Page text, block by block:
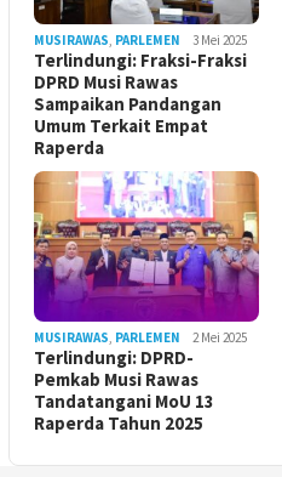
MUSIRAWAS, PARLEMEN 3 Mei 2025
Terlindungi: Fraksi-Fraksi
DPRD Musi Rawas
Sampaikan Pandangan
Umum Terkait Empat
Raperda
MUSIRAWAS, PARLEMEN 2 Mei 2025
Terlindungi: DPRD-
Pemkab Musi Rawas
Tandatangani MoU 13
Raperda Tahun 2025